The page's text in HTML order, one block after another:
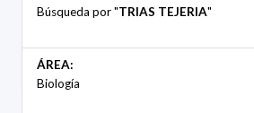
Búsqueda por "TRIAS TEJERIA"
ÁREA:
Biología